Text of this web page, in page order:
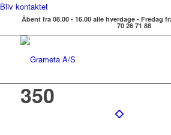
Bliv kontaktet
Åbent fra 08.00 - 16.00 alle hverdage - Fredag
70 26 71 88
350